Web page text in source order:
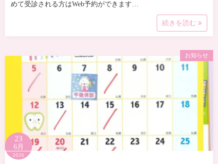
めて受診される方はWeb予約ができます…
続きを読む
お知らせ
23
6月
2026